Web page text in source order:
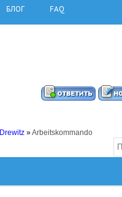
БЛОГ FAQ
»Arbeitskommando